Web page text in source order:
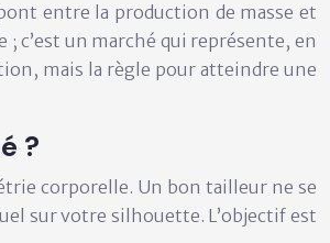
entre la production de masse et
c’est un marché qui représente, en
mais la règle pour atteindre une
?
corporelle. Un bon tailleur ne se
sur votre silhouette. L’objectif est